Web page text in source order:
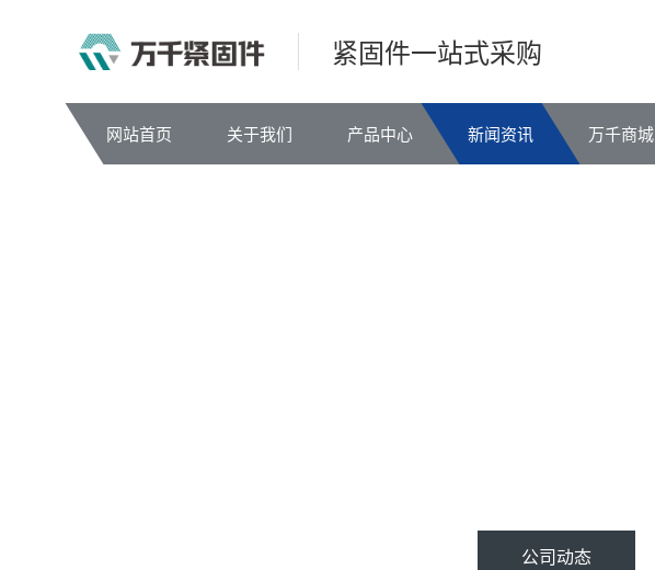
紧固件一站式采购
网站首页 关于我们 产品中心 新闻资讯 万千商城
公司动态